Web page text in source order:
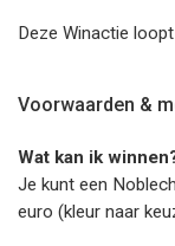
Deze Winactie
Voorwaarden &
Wat kan ik
Je kunt een
euro (kleur naar